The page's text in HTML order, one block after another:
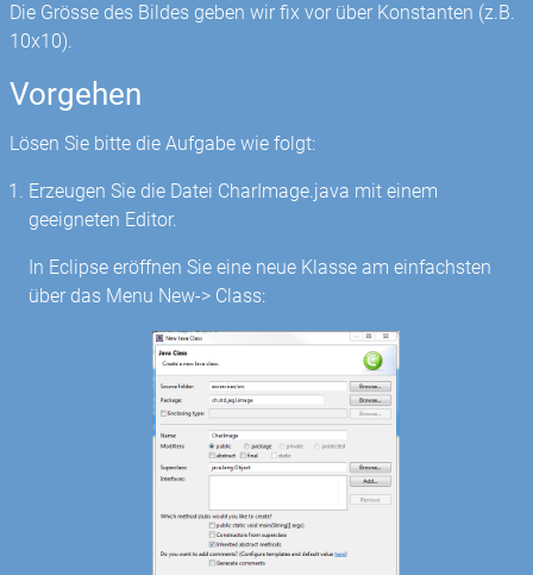
Die Grösse des Bildes geben wir fix vor über Konstanten (z.B.
10x10).
Vorgehen
Lösen Sie bitte die Aufgabe wie folgt:
Erzeugen Sie die Datei CharImage.java mit einem
geeigneten Editor.
In Eclipse eröffnen Sie eine neue Klasse am einfachsten
über das Menu New-> Class: